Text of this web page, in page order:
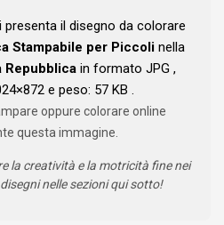
presenta il disegno da colorare
Stampabile per Piccolinella
Repubblicain formato JPG ,
e peso: 57 KB .
oppure colorare online
questa immagine.
la creatività e la motricità fine nei
nelle sezioni qui sotto!